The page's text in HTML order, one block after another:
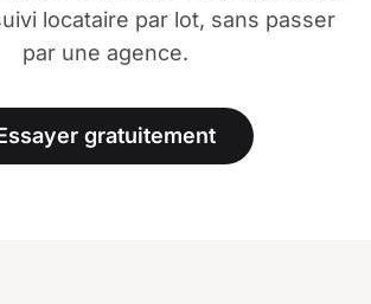
locataire par lot, sans passer
par une agence.
gratuitement